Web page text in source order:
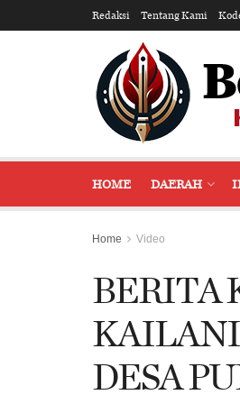
Redaksi Tentang Kami
HOME DAERAH
Home Video
BERITA
DESA